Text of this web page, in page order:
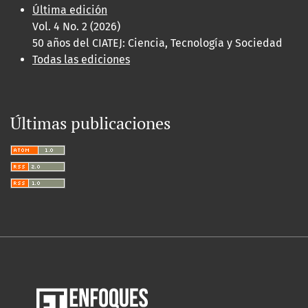
Última edición
Vol. 4 No. 2 (2026)
50 años del CIATEJ: Ciencia, Tecnología y Sociedad
Todas las ediciones
Últimas publicaciones